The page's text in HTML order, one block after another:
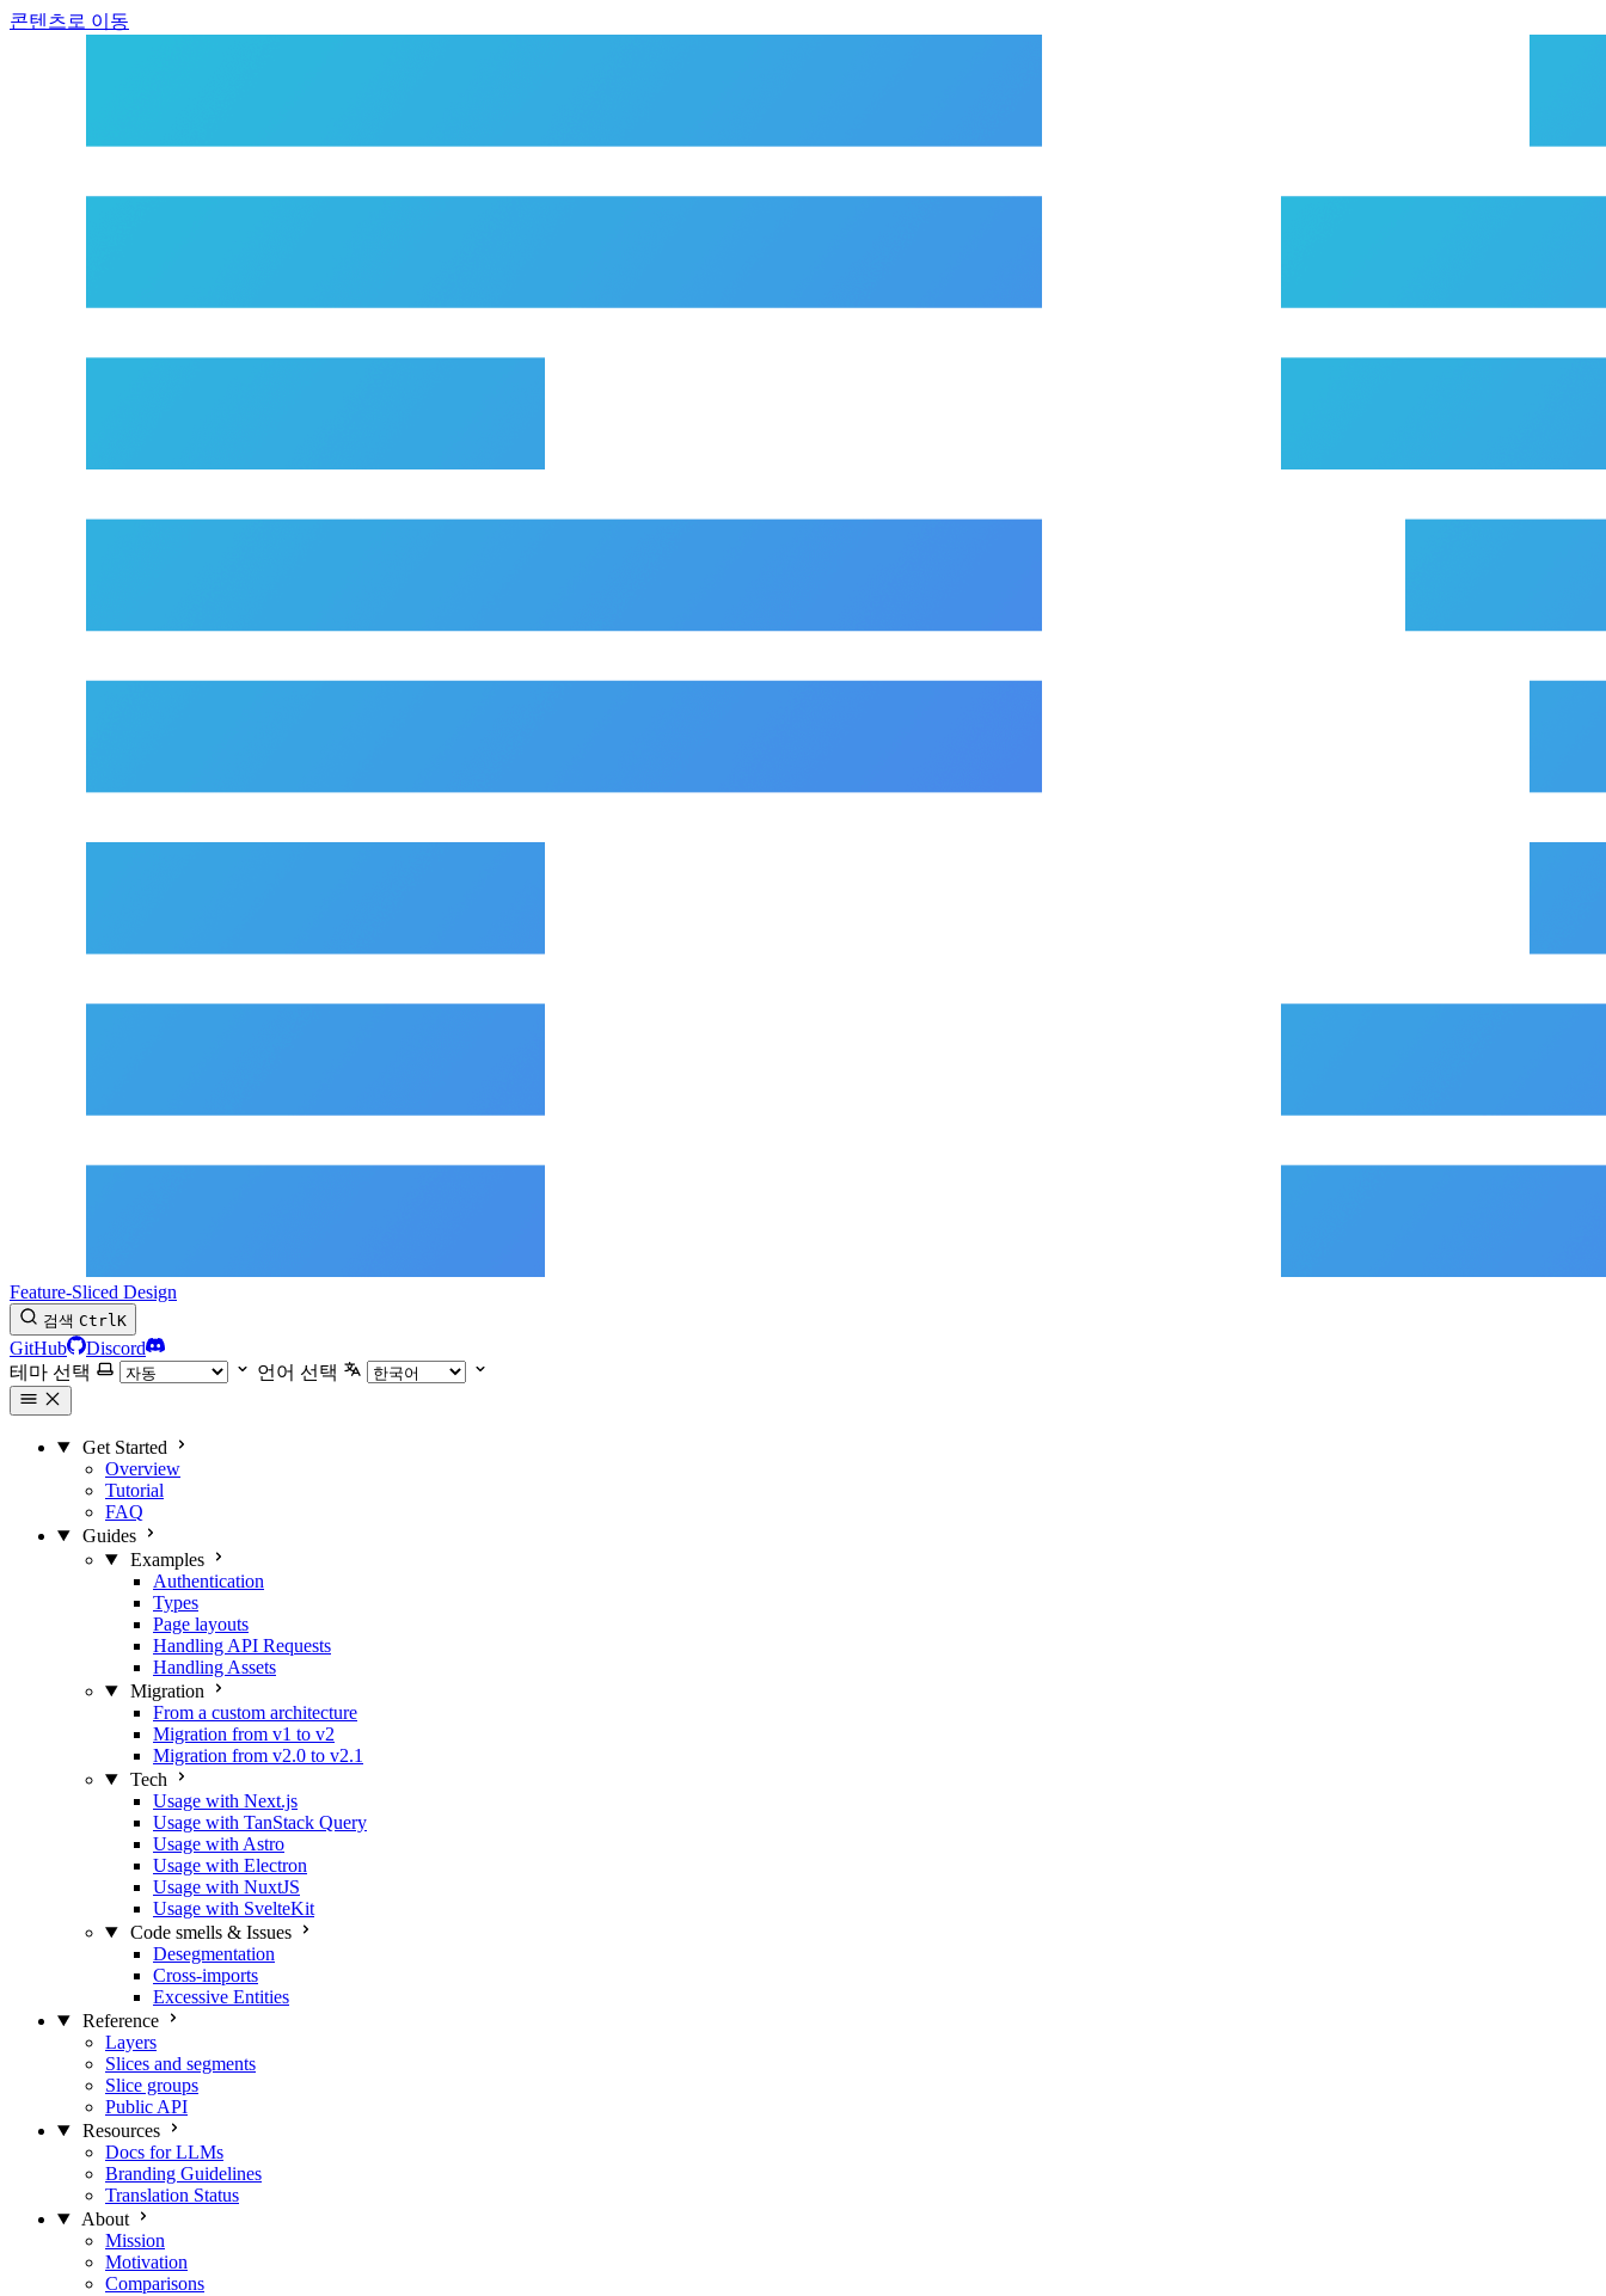
콘텐츠로 이동
Feature-Sliced Design
검색 CtrlK
GitHub
Discord
테마 선택
언어 선택
Get Started
Overview
Tutorial
FAQ
Guides
Examples
Authentication
Types
Page layouts
Handling API Requests
Handling Assets
Migration
From a custom architecture
Migration from v1 to v2
Migration from v2.0 to v2.1
Tech
Usage with Next.js
Usage with TanStack Query
Usage with Astro
Usage with Electron
Usage with NuxtJS
Usage with SvelteKit
Code smells & Issues
Desegmentation
Cross-imports
Excessive Entities
Reference
Layers
Slices and segments
Slice groups
Public API
Resources
Docs for LLMs
Branding Guidelines
Translation Status
About
Mission
Motivation
Comparisons